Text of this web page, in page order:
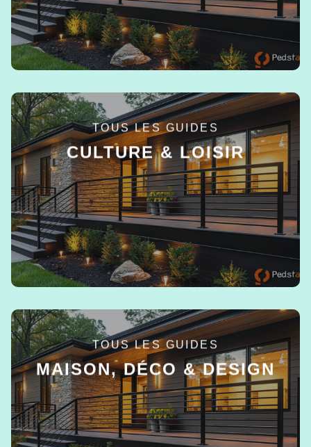
TOUS LES GUIDES
CULTURE & LOISIR
EN SAVOIR +
TOUS LES GUIDES
MAISON, DÉCO & DESIGN
EN SAVOIR +